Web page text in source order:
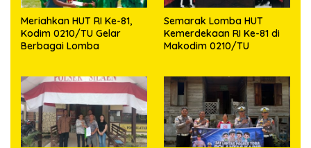
Meriahkan HUT RI Ke-81,
Kodim 0210/TU Gelar
Berbagai Lomba
Semarak Lomba HUT
Kemerdekaan RI Ke-81 di
Makodim 0210/TU